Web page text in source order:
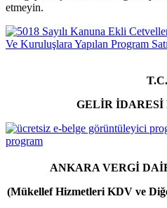
etmeyin.
T.C.
GELİR
ANKARA VERGİ
(Mükellef Hizmetleri KDV ve